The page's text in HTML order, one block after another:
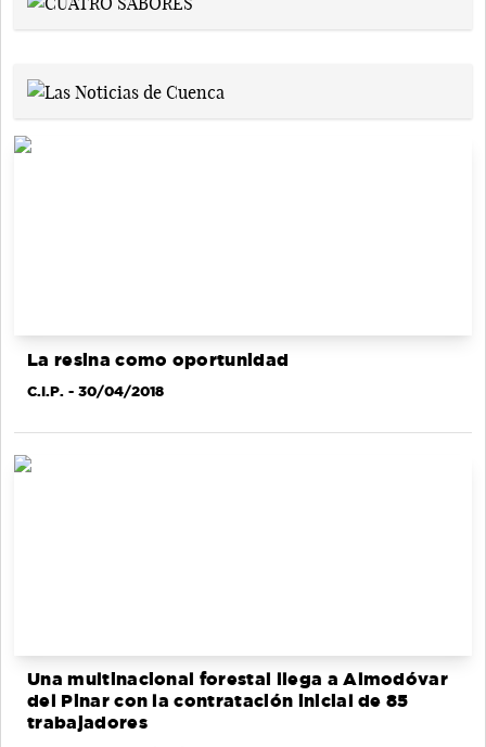
La resina como oportunidad
C.I.P. - 30/04/2018
Una multinacional forestal llega a Almodóvar
del Pinar con la contratación inicial de 85
trabajadores